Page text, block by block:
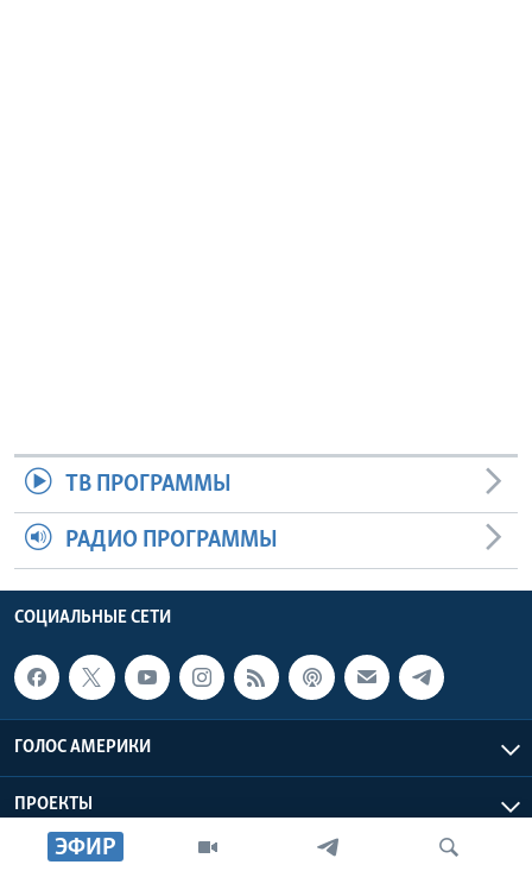
ЭФИР
ТВ ПРОГРАММЫ
РАДИО ПРОГРАММЫ
СОЦИАЛЬНЫЕ СЕТИ
ГОЛОС АМЕРИКИ
ПРОЕКТЫ